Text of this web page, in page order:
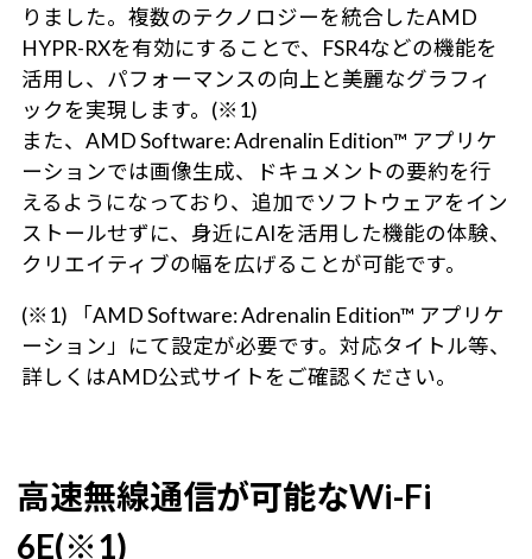
りました。複数のテクノロジーを統合したAMD
HYPR-RXを有効にすることで、FSR4などの機能を
活用し、パフォーマンスの向上と美麗なグラフィ
ックを実現します。(※1)
また、AMD Software: Adrenalin Edition™ アプリケ
ーションでは画像生成、ドキュメントの要約を行
えるようになっており、追加でソフトウェアをイン
ストールせずに、身近にAIを活用した機能の体験、
クリエイティブの幅を広げることが可能です。
(※1) 「AMD Software: Adrenalin Edition™ アプリケ
ーション」にて設定が必要です。対応タイトル等、
詳しくはAMD公式サイトをご確認ください。
高速無線通信が可能なWi-Fi
6E(※1)